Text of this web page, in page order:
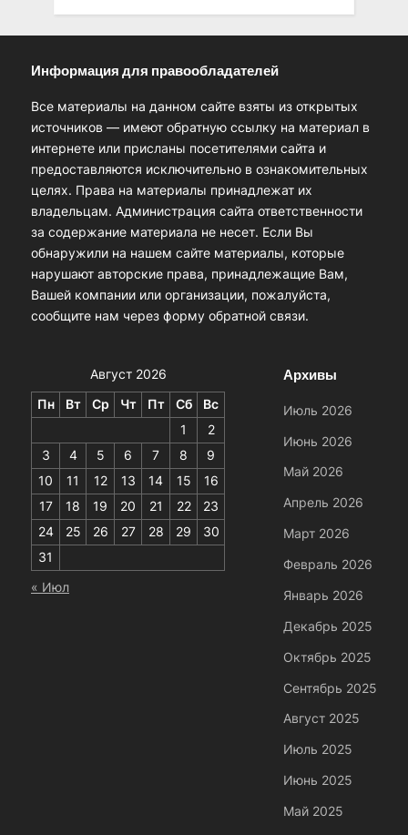
Информация для правообладателей
Все материалы на данном сайте взяты из открытых
источников — имеют обратную ссылку на материал в
интернете или присланы посетителями сайта и
предоставляются исключительно в ознакомительных
целях. Права на материалы принадлежат их
владельцам. Администрация сайта ответственности
за содержание материала не несет. Если Вы
обнаружили на нашем сайте материалы, которые
нарушают авторские права, принадлежащие Вам,
Вашей компании или организации, пожалуйста,
сообщите нам через форму обратной связи.
Август 2026
Пн Вт Ср Чт Пт Сб
Вс
1
2
3
4 5 6 7 8
9
10
11 12 13 14 15
16
17
18 19 20 21 22
23
24
25 26 27 28 29
30
31
« Июл
Архивы
Июль 2026
Июнь 2026
Май 2026
Апрель 2026
Март 2026
Февраль 2026
Январь 2026
Декабрь 2025
Октябрь 2025
Сентябрь 2025
Август 2025
Июль 2025
Июнь 2025
Май 2025